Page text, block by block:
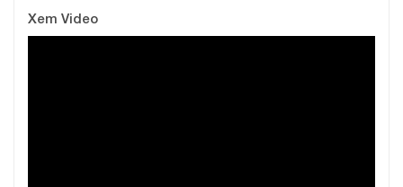
Xem Video